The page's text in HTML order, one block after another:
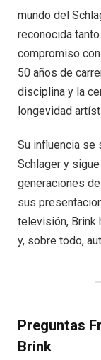
mundo del
reconocida
compromiso
50 años de
disciplina y la
longevidad
Su influencia se
Schlager y
generaciones
sus
televisión, Brink
y, sobre todo,
Preguntas
Brink